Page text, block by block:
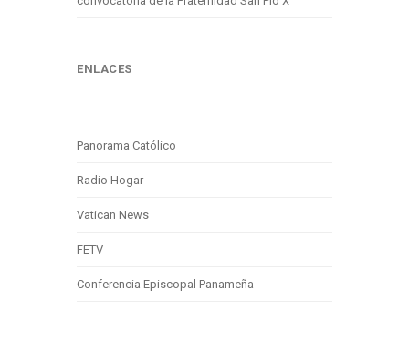
ENLACES
Panorama Católico
Radio Hogar
Vatican News
FETV
Conferencia Episcopal Panameña